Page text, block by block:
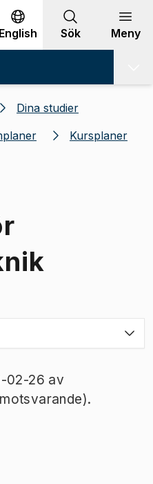
English Sök Meny
Dina studier
Kursplaner
02-26 av